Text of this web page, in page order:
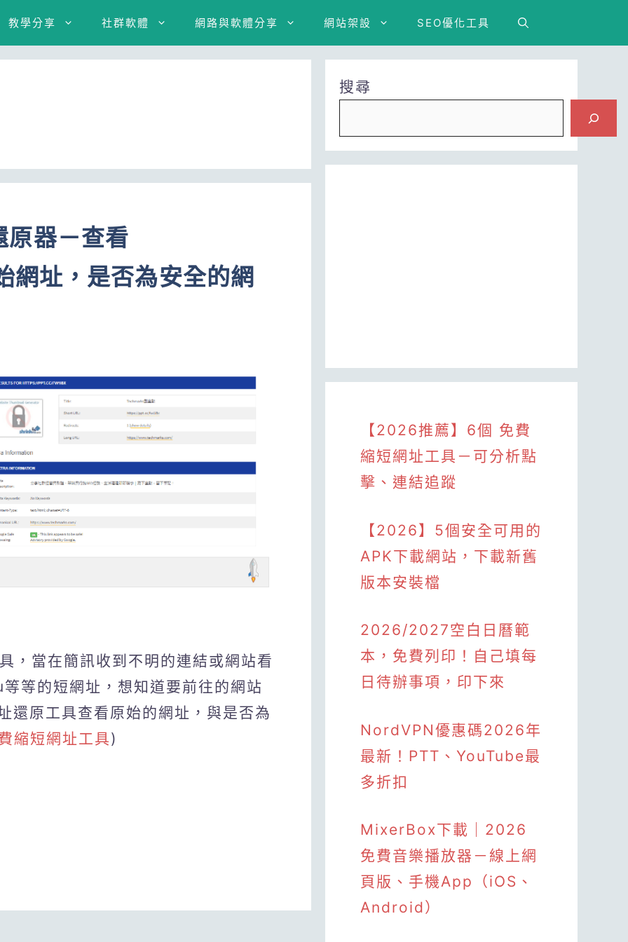
教學分享 社群軟體 網路與軟體分享 網站架設 SEO優化工具
器－查看
址，是否為安全的網
，當在簡訊收到不明的連結或網站看
的短網址，想知道要前往的網站
還原工具查看原始的網址，與是否為
縮短網址工具)
搜尋
【2026推薦】6個 免費
縮短網址工具－可分析點
擊、連結追蹤
【2026】5個安全可用的
APK下載網站，下載新舊
版本安裝檔
2026/2027空白日曆範
本，免費列印！自己填每
日待辦事項，印下來
NordVPN優惠碼2026年
最新！PTT、YouTube最
多折扣
MixerBox下載｜2026
免費音樂播放器－線上網
頁版、手機App（iOS、
Android）